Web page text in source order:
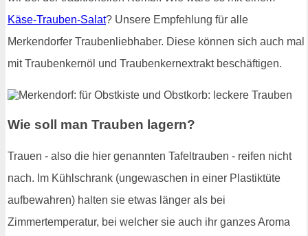
Käse-Trauben-Salat? Unsere Empfehlung für alle
Merkendorfer Traubenliebhaber. Diese können sich auch mal
mit Traubenkernöl und Traubenkernextrakt beschäftigen.
Wie soll man Trauben lagern?
Trauen - also die hier genannten Tafeltrauben - reifen nicht
nach. Im Kühlschrank (ungewaschen in einer Plastiktüte
aufbewahren) halten sie etwas länger als bei
Zimmertemperatur, bei welcher sie auch ihr ganzes Aroma